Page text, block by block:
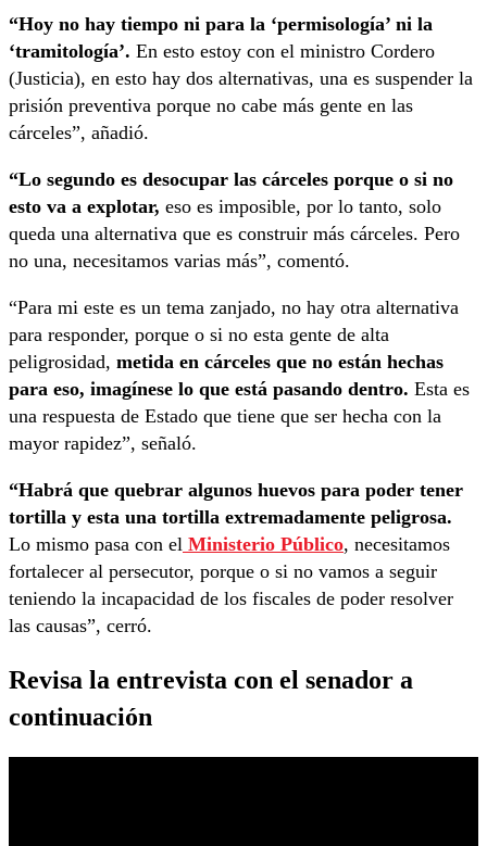
“Hoy no hay tiempo ni para la ‘permisología’ ni la
‘tramitología’. En esto estoy con el ministro Cordero
(Justicia), en esto hay dos alternativas, una es suspender la
prisión preventiva porque no cabe más gente en las
cárceles”, añadió.
“Lo segundo es desocupar las cárceles porque o si no
esto va a explotar, eso es imposible, por lo tanto, solo
queda una alternativa que es construir más cárceles. Pero
no una, necesitamos varias más”, comentó.
“Para mi este es un tema zanjado, no hay otra alternativa
para responder, porque o si no esta gente de alta
peligrosidad, metida en cárceles que no están hechas
para eso, imagínese lo que está pasando dentro. Esta es
una respuesta de Estado que tiene que ser hecha con la
mayor rapidez”, señaló.
“Habrá que quebrar algunos huevos para poder tener
tortilla y esta una tortilla extremadamente peligrosa.
Lo mismo pasa con el Ministerio Público, necesitamos
fortalecer al persecutor, porque o si no vamos a seguir
teniendo la incapacidad de los fiscales de poder resolver
las causas”, cerró.
Revisa la entrevista con el senador a
continuación